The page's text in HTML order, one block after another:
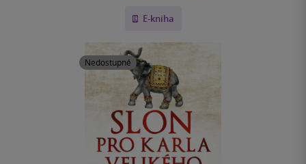
E-kniha
Nedostupné